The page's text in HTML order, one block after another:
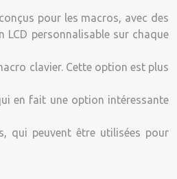
pour les macros, avec des
LCD personnalisable sur chaque
clavier. Cette option est plus
en fait une option intéressante
qui peuvent être utilisées pour